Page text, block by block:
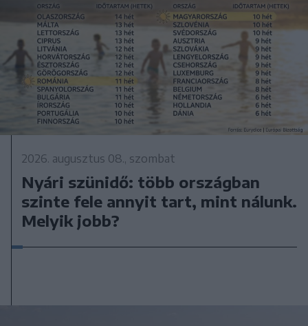
2026. augusztus 08., szombat
Nyári szünidő: több országban
szinte fele annyit tart, mint nálunk.
Melyik jobb?